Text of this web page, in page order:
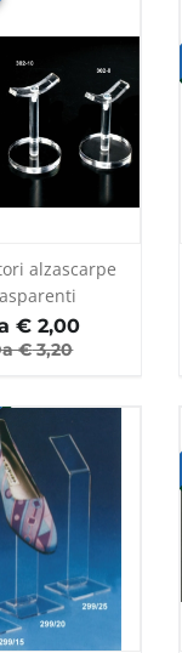
alzascarpe
€2,00
€3,20